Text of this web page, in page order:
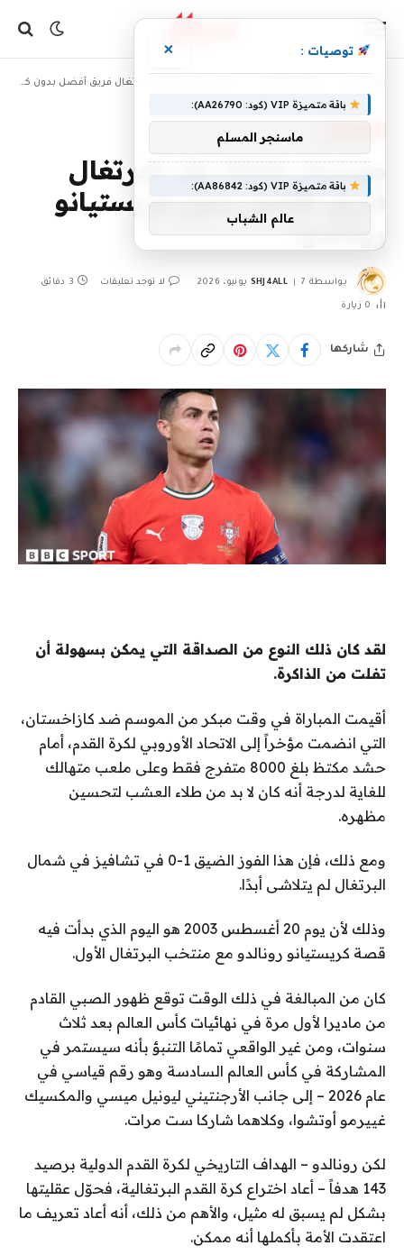
مونديال 2026: هل البرتغال
فريق أفضل بدون كريستيانو
رونالدو؟
بواسطة SHJ4ALL 7 يونيو، 2026 لا توجد تعليقات 3 دقائق
0 زيارة
شاركها
لقد كان ذلك النوع من الصداقة التي يمكن بسهولة أن
تفلت من الذاكرة.
أقيمت المباراة في وقت مبكر من الموسم ضد كازاخستان،
التي انضمت مؤخراً إلى الاتحاد الأوروبي لكرة القدم، أمام
حشد مكتظ بلغ 8000 متفرج فقط وعلى ملعب متهالك
للغاية لدرجة أنه كان لا بد من طلاء العشب لتحسين
مظهره.
ومع ذلك، فإن هذا الفوز الضيق 1-0 في تشافيز في شمال
البرتغال لم يتلاشى أبدًا.
وذلك لأن يوم 20 أغسطس 2003 هو اليوم الذي بدأت فيه
قصة كريستيانو رونالدو مع منتخب البرتغال الأول.
كان من المبالغة في ذلك الوقت توقع ظهور الصبي القادم
من ماديرا لأول مرة في نهائيات كأس العالم بعد ثلاث
سنوات، ومن غير الواقعي تمامًا التنبؤ بأنه سيستمر في
المشاركة في كأس العالم السادسة وهو رقم قياسي في
عام 2026 – إلى جانب الأرجنتيني ليونيل ميسي والمكسيك
غييرمو أوتشوا، وكلاهما شاركا ست مرات.
لكن رونالدو – الهداف التاريخي لكرة القدم الدولية برصيد
143 هدفاً – أعاد اختراع كرة القدم البرتغالية، فحوّل عقليتها
بشكل لم يسبق له مثيل، والأهم من ذلك، أنه أعاد تعريف ما
اعتقدت الأمة بأكملها أنه ممكن.
توصيات : ×
باقة متميزة VIP (كود: AA26790):
ماسنجر المسلم
باقة متميزة VIP (كود: AA86842):
عالم الشباب